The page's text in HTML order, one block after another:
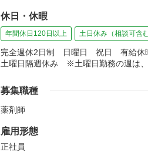
休日・休暇
年間休日120日以上 土日休み（相談可含む
完全週休2日制 日曜日 祝日 有給休
土曜日隔週休み ※土曜日勤務の週は
募集職種
薬剤師
雇用形態
正社員